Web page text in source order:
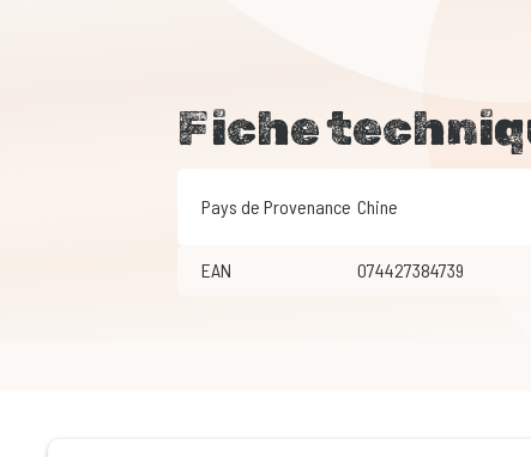
Fiche
Pays de Provenance Chine
EAN 074427384739